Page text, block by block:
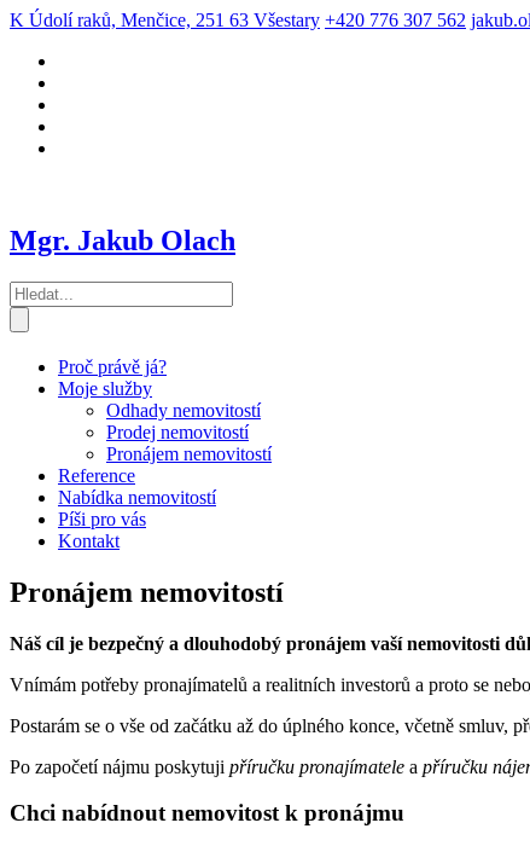
K Údolí raků, Menčice, 251 63 Všestary +420 776 307 562
Mgr. Jakub Olach
Proč právě já?
Moje služby
Odhady nemovitostí
Prodej nemovitostí
Pronájem nemovitostí
Reference
Nabídka nemovitostí
Píši pro vás
Kontakt
Pronájem nemovitostí
Náš cíl je bezpečný a dlouhodobý pronájem vaší nemovitosti
Vnímám potřeby pronajímatelů a realitních investorů a proto se
Postarám se o vše od začátku až do úplného konce, včetně smluv,
Po započetí nájmu poskytuji příručku pronajímatele a příručku
Chci nabídnout nemovitost k pronájmu